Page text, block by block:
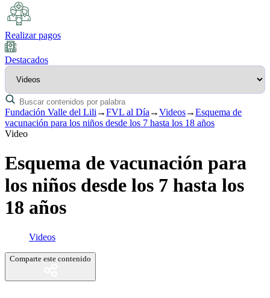
Realizar pagos
Destacados
Fundación Valle del Lili →FVL al Día →Videos→Esquema de
vacunación para los niños desde los 7 hasta los 18 años
Video
Esquema de vacunación para
los niños desde los 7 hasta los
18 años
Videos
Comparte este contenido